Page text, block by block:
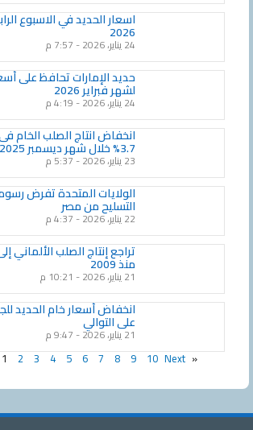
اسعار الحديد في الاسبوع
2026
24 يناير، 2026
حديد الإمارات تحافظ على
لشهر فبراير 2026
24 يناير، 2026
انخفاض انتاج الصلب الخام
3.7% خلال شهر ديسمبر 2025
23 يناير، 2026 5:37 م
الولايات المتحدة تفرض
التسليح من مصر
22 يناير، 2026
تراجع إنتاج الصلب
منذ 2009
21 يناير، 2026
انخفاض أسعار خام الحديد
على التوالي
21 يناير، 2026
« Previous
1 2 3 4 5 6 7 8 9 10 Next »